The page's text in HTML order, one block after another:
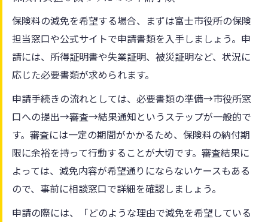
保険料の減免を希望する場合、まずは富士市役所の保険
担当窓口や公式サイトで申請書類を入手しましょう。申
請には、所得証明書や失業証明、被災証明など、状況に
応じた必要書類が求められます。
申請手続きの流れとしては、必要書類の準備→市役所窓
口への提出→審査→結果通知というステップが一般的で
す。審査には一定の期間がかかるため、保険料の納付期
限に余裕を持って行動することが大切です。審査結果に
よっては、減免内容が希望通りにならないケースもある
ので、事前に相談窓口で詳細を確認しましょう。
申請の際には、「どのような理由で減免を希望している